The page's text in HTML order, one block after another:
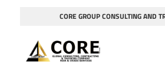
CORE GROUP CONSULTING AND